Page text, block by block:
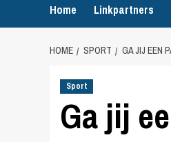
Home Linkpartners
HOME SPORT GA JIJ EEN
Sport
Ga jij